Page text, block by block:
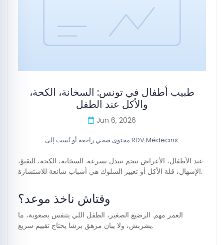
طبيب أطفال في تونس: السخانة، الكحة،
والأكل عند الطفل
Jun 6, 2026
محتوى صحي راجعه أو نُسب إلى RDV Médecins.
عند الأطفال، الأعراض تنجم تتبدل بسرعة. السخانة، الكحة، التقيؤ،
الإسهال، قلة الأكل أو تغيير السلوك هي أسباب شائعة للاستشارة.
وقتاش ناخذ موعد؟
العمر مهم. الرضيع الصغير، الطفل اللي يتنفس بصعوبة، ما
يشربش، ولا يبان مرهق برشا يحتاج تقييم سريع.